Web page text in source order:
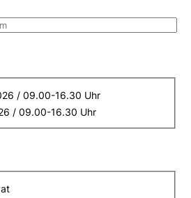
/ 09.00-16.30 Uhr
/ 09.00-16.30 Uhr